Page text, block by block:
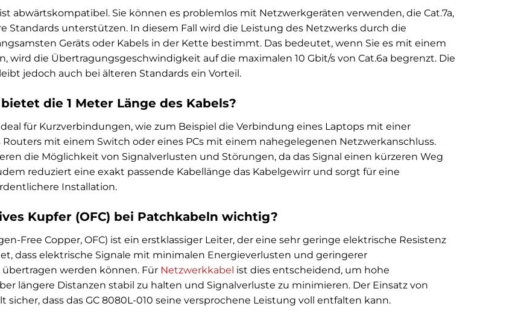
ist abwärtskompatibel. Sie können es problemlos mit Netzwerkgeräten verwenden, die Cat.7a,
Standards unterstützen. In diesem Fall wird die Leistung des Netzwerks durch die
Geräts oder Kabels in der Kette bestimmt. Das bedeutet, wenn Sie es mit einem
wird die Übertragungsgeschwindigkeit auf die maximalen 10 Gbit/s von Cat.6a begrenzt. Die
jedoch auch bei älteren Standards ein Vorteil.
die 1 Meter Länge des Kabels?
für Kurzverbindungen, wie zum Beispiel die Verbindung eines Laptops mit einer
mit einem Switch oder eines PCs mit einem nahegelegenen Netzwerkanschluss.
die Möglichkeit von Signalverlusten und Störungen, da das Signal einen kürzeren Weg
reduziert eine exakt passende Kabellänge das Kabelgewirr und sorgt für eine
Installation.
Kupfer (OFC) bei Patchkabeln wichtig?
Free Copper, OFC) ist ein erstklassiger Leiter, der eine sehr geringe elektrische Resistenz
dass elektrische Signale mit minimalen Energieverlusten und geringerer
werden können. Für Netzwerkkabel ist dies entscheidend, um hohe
längere Distanzen stabil zu halten und Signalverluste zu minimieren. Der Einsatz von
sicher, dass das GC 8080L-010 seine versprochene Leistung voll entfalten kann.